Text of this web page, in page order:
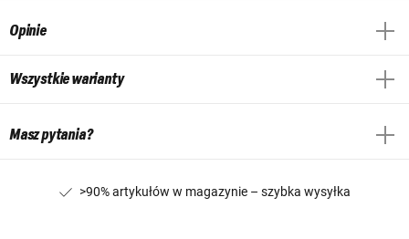
Opinie
Wszystkie warianty
Masz pytania?
>90% artykułów w magazynie – szybka wysyłka